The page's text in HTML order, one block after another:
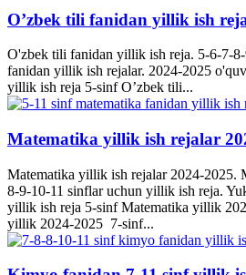
O’zbek tili fanidan yillik ish
O'zbek tili fanidan yillik ish reja. 5-6-7-
fanidan yillik ish rejalar. 2024-2025
yillik ish reja 5-sinf O’zbek tili...
Matematika yillik ish rejalar
Matematika yillik ish rejalar 2024-2025.
8-9-10-11 sinflar uchun yillik ish reja.
yillik ish reja 5-sinf Matematika yillik
yillik 2024-2025 7-sinf...